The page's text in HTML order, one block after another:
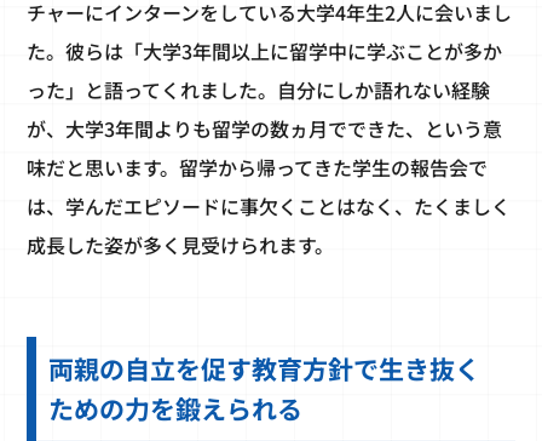
チャーにインターンをしている大学4年生2人に会いまし
た。彼らは「大学3年間以上に留学中に学ぶことが多か
った」と語ってくれました。自分にしか語れない経験
が、大学3年間よりも留学の数ヵ月でできた、という意
味だと思います。留学から帰ってきた学生の報告会で
は、学んだエピソードに事欠くことはなく、たくましく
成長した姿が多く見受けられます。
両親の自立を促す教育方針で生き抜く
ための力を鍛えられる